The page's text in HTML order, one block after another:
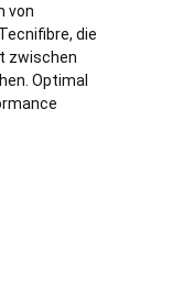
von
die
zwischen
Optimal